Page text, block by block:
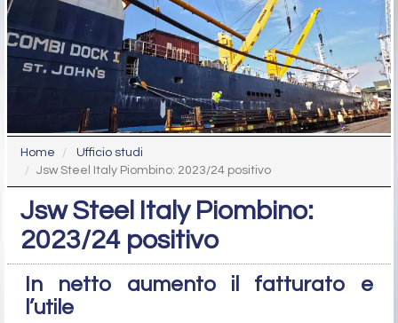
Home
Ufficio studi
Jsw Steel Italy Piombino: 2023/24 positivo
Jsw Steel Italy Piombino:
2023/24 positivo
In netto aumento il fatturato e
l’utile